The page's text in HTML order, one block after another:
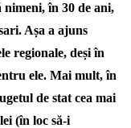
nimeni, în 30 de ani,
Așa a ajuns
regionale, deși în
ele. Mai mult, în
de stat cea mai
(în loc să-i